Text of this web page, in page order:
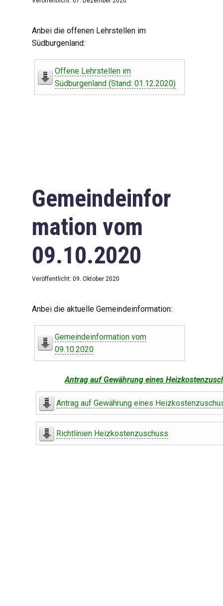
Anbei die offenen Lehrstellen im
Südburgenland:
Offene Lehrstellen im
Südburgenland (Stand: 01.12.2020)
Gemeindeinfor
mation vom
09.10.2020
Veröffentlicht: 09. Oktober 2020
Anbei die aktuelle Gemeindeinformation:
Gemeindeinformation vom
09.10.2020
Antrag auf Gewährung eines
Antrag auf Gewährung eines
Richtlinien Heizkostenzuschuss